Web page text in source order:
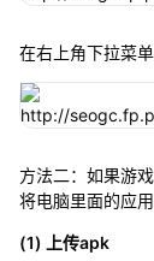
在右上角下拉菜
方法二：如果游
将电脑里面的应
(1) 上传apk